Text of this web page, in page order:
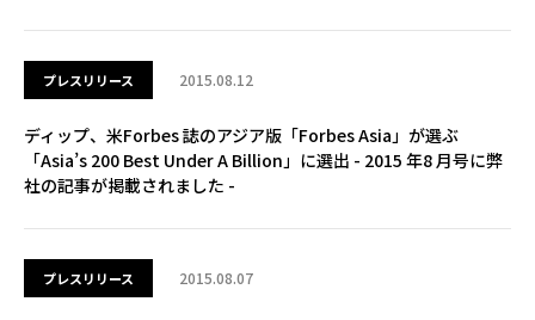
プレスリリース 2015.08.12
ディップ、米Forbes 誌のアジア版「Forbes Asia」が選ぶ
「Asia’s 200 Best Under A Billion」に選出 - 2015 年8 月号に弊
社の記事が掲載されました -
プレスリリース 2015.08.07